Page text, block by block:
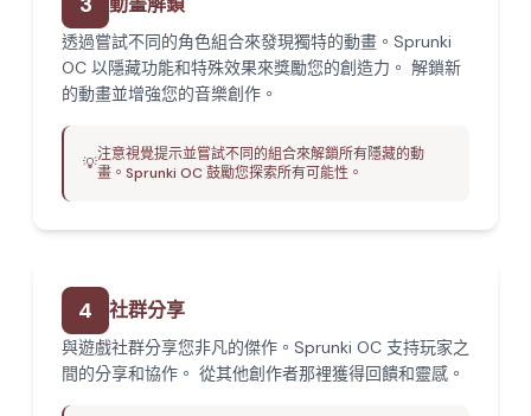
透過嘗試不同的角色組合來發現獨特的動畫。Sprunki
OC 以隱藏功能和特殊效果來獎勵您的創造力。 解鎖新
的動畫並增強您的音樂創作。
💡注意視覺提示並嘗試不同的組合來解鎖所有隱藏的動
畫。Sprunki OC 鼓勵您探索所有可能性。
4 社群分享
與遊戲社群分享您非凡的傑作。Sprunki OC 支持玩家之
間的分享和協作。 從其他創作者那裡獲得回饋和靈感。